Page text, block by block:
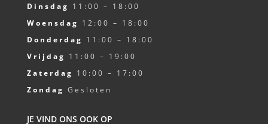
Dinsdag 11:00 – 18:00
Woensdag 12:00 – 18:00
Donderdag 11:00 – 18:00
Vrijdag 11:00 – 19:00
Zaterdag 10:00 – 17:00
Zondag Gesloten
JE VIND ONS OOK OP